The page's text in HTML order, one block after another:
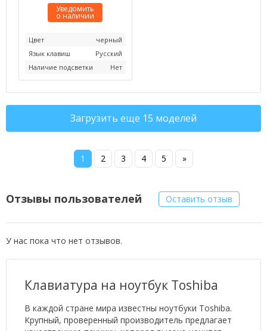
Уведомить
о наличии
Цвет
черный
Язык клавиш
Русский
Наличие подсветки
Нет
Загрузить еще 15 моделей
1 2 3 4 5 »
Отзывы пользователей Оставить отзыв
У нас пока что нет отзывов.
Клавиатура на ноутбук Toshiba
В каждой стране мира известны ноутбуки Toshiba.
Крупный, проверенный производитель предлагает